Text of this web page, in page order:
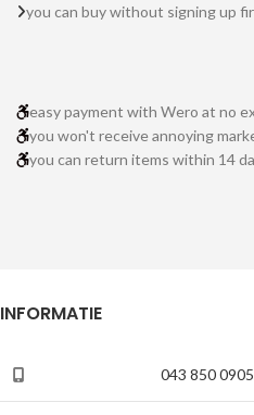
you can buy without signing up
easy payment with Wero at no
you won't receive annoying
you can return items within 14
INFORMATIE
043 850 0905